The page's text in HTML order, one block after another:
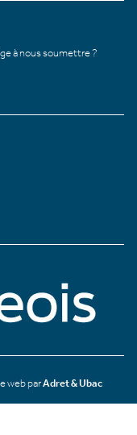
à nous soumettre ?
web parAdret & Ubac